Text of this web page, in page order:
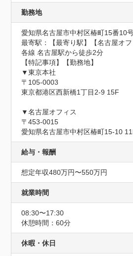
勤務地
愛知県名古屋市中村区椿町15番10
最寄駅：【最寄り駅】【名古屋オフ
各線 名古屋駅から徒歩2分
【特記事項】【勤務地】
▼東京本社
〒105-0003
東京都港区西新橋1丁目2-9 15F
▼名古屋オフィス
〒453-0015
愛知県名古屋市中村区椿町15-10
給与・報酬
想定年収480万円〜550万円
就業時間
08:30〜17:30
休憩時間：60分
休暇・休日